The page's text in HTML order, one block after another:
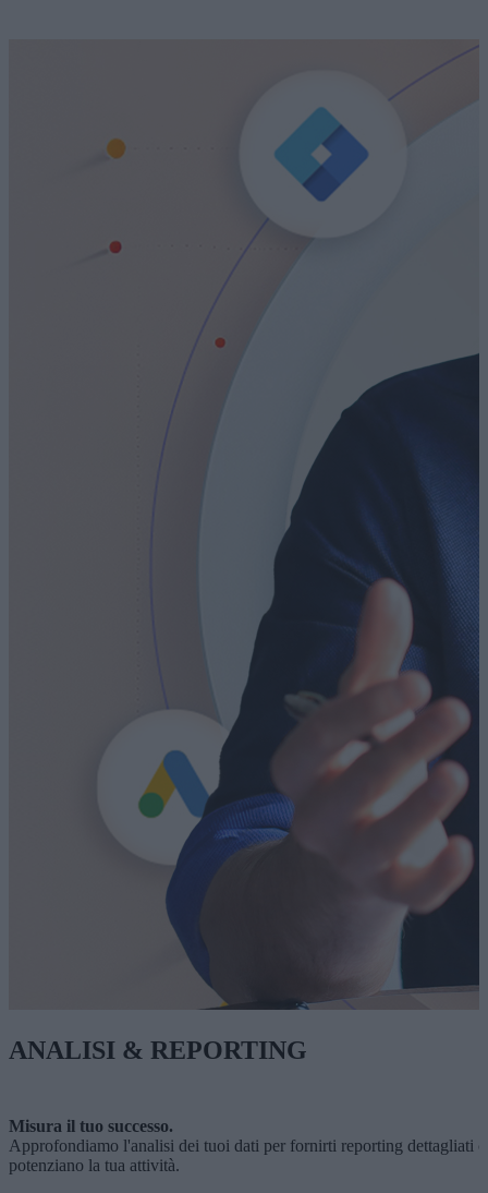
ANALISI & REPORTING
Misura il tuo successo.
Approfondiamo l'analisi dei tuoi dati per fornirti reporting dettagliati
potenziano la tua attività.